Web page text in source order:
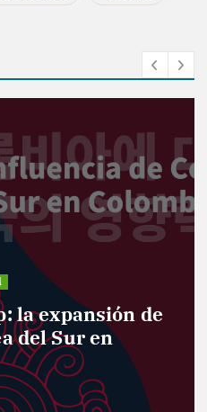
Cultura
Reportaje
de género:
para el